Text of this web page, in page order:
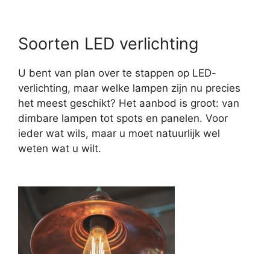
Soorten LED verlichting
U bent van plan over te stappen op LED-
verlichting, maar welke lampen zijn nu precies
het meest geschikt? Het aanbod is groot: van
dimbare lampen tot spots en panelen. Voor
ieder wat wils, maar u moet natuurlijk wel
weten wat u wilt.